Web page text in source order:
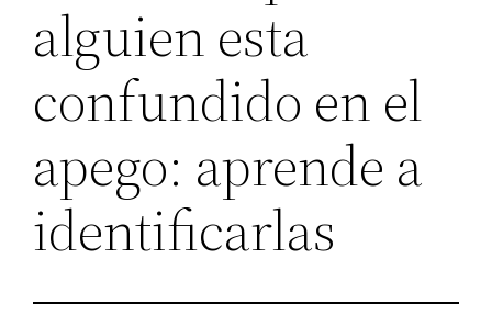
alguien esta
confundido en el
apego: aprende a
identificarlas